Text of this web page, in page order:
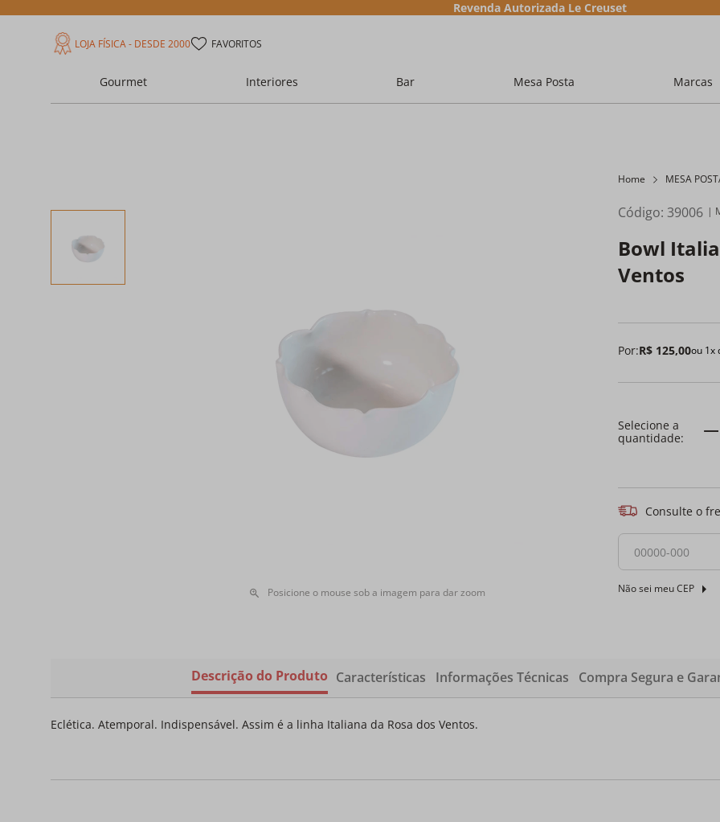
Revenda Autorizada Le Creuset
LOJA FÍSICA - DESDE 2000 FAVORITOS
Gourmet Interiores Bar Mesa Posta Marcas
Posicione o mouse sob a imagem para dar zoom
Home MESA
Código:39006
Bowl
Ventos
Por:R$ 125,00ou 1x
Consulte o
Não sei meu CEP
Descrição do Produto Características Informações Técnicas Compra Segura e
Eclética. Atemporal. Indispensável. Assim é a linha Italiana da Rosa dos Ventos.